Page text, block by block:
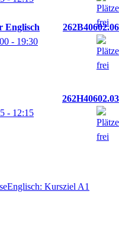
Englisch
262B40602.06
- 19:30
262H40602.03
- 12:15
Englisch: Kursziel A1